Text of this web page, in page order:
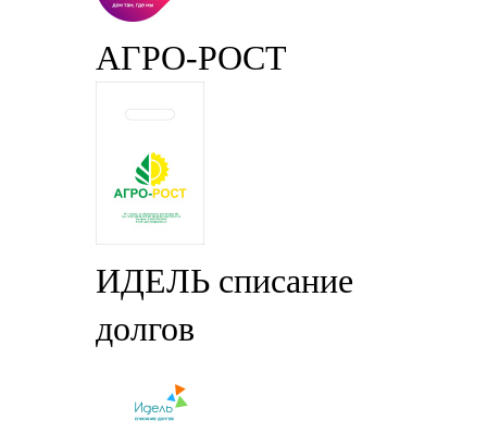
АГРО-РОСТ
ИДЕЛЬ списание
долгов